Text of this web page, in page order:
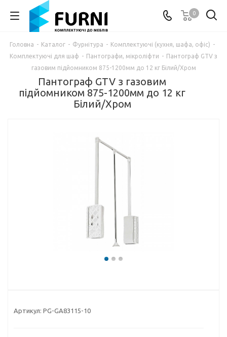
0
Головна - Каталог - Фурнітура - Комплектуючі (кухня, шафа, офіс) -
Комплектуючі для шаф - Пантографи, мікроліфти - Пантограф GTV з
газовим підйомником 875-1200мм до 12 кг Білий/Хром
Пантограф GTV з газовим
підйомником 875-1200мм до 12 кг
Білий/Хром
Артикул: PG-GA83115-10